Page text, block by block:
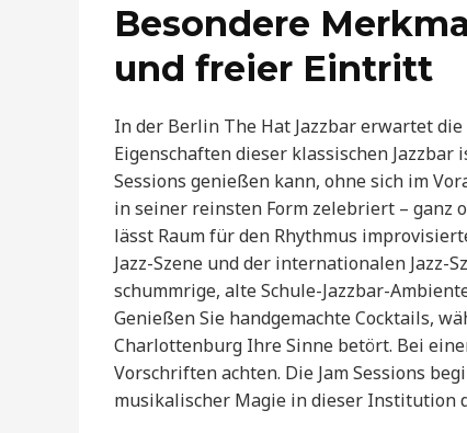
Besondere
und freier Eintritt
In der Berlin The Hat Jazzbar erwartet
Eigenschaften dieser klassischen
Sessions genießen kann, ohne sich im
in seiner reinsten Form zelebriert – ganz
lässt Raum für den Rhythmus
Jazz-Szene und der internationalen
schummrige, alte Schule-Jazzbar-
Genießen Sie handgemachte Cocktails,
Charlottenburg Ihre Sinne betört. Bei
Vorschriften achten. Die Jam Sessions
musikalischer Magie in dieser Institution